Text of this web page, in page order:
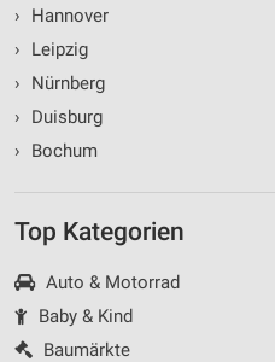
›
Hannover
›
Leipzig
›
Nürnberg
›
Duisburg
›
Bochum
Top Kategorien
Auto & Motorrad
Baby & Kind
Baumärkte